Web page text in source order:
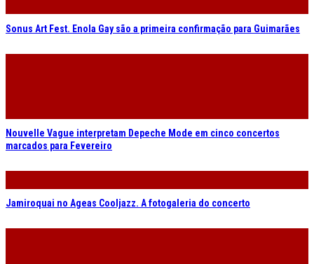
Sonus Art Fest. Enola Gay são a primeira confirmação para Guimarães
Nouvelle Vague interpretam Depeche Mode em cinco concertos
marcados para Fevereiro
Jamiroquai no Ageas Cooljazz. A fotogaleria do concerto